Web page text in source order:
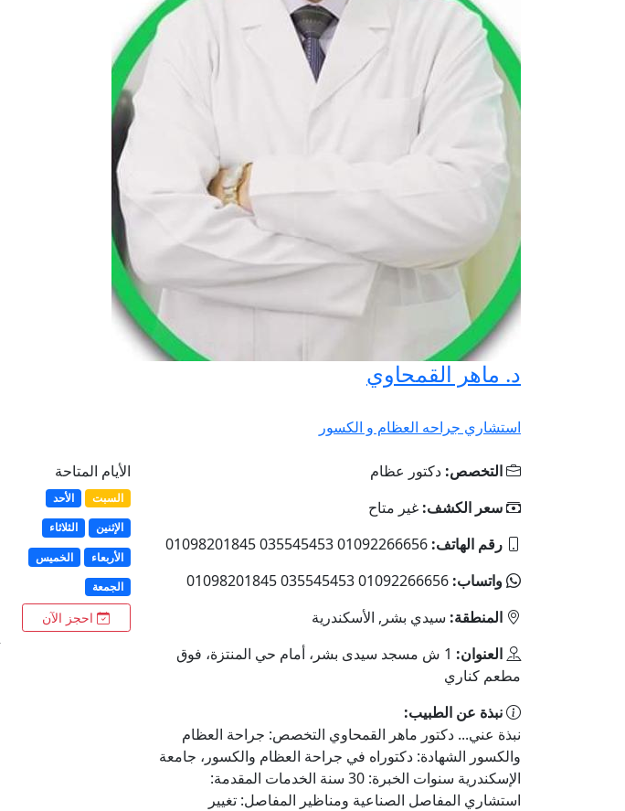
د. ماهر القمحاوي
استشاري جراحه العظام و الكسور
التخصص: دكتور عظام
سعر الكشف: غير متاح
رقم الهاتف: 01092266656 035545453 01098201845
واتساب: 01092266656 035545453 01098201845
المنطقة: سيدي بشر, الأسكندرية
العنوان:
1 ش مسجد سيدى بشر، أمام حي المنتزة، فوق
مطعم كناري
نبذة عن الطبيب:
نبذة عني... دكتور ماهر القمحاوي التخصص: جراحة العظام
والكسور الشهادة: دكتوراه في جراحة العظام والكسور، جامعة
الإسكندرية سنوات الخبرة: 30 سنة الخدمات المقدمة:
استشاري المفاصل الصناعية ومناظير المفاصل: تغيير
الأيام المتاحة
السبت
الأحد
الإثنين
الثلاثاء
الأربعاء
الخميس
الجمعة
احجز الآن